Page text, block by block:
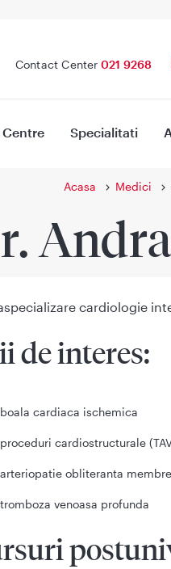
Contact Center 021 9268
Centre Specialitati
Acasa Medici
cardiologie
de interes:
boala cardiaca ischemica
proceduri cardiostructurale
arteriopatie obliteranta
tromboza venoasa profunda